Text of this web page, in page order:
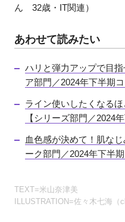
ん 32歳・IT関連）
あわせて読みたい
ハリと弾力アップで目
ア部門／2024年下半期コ
ライン使いしたくなる
【シリーズ部門／2024
血色感が決めて！肌な
ーク部門／2024年下半期
TEXT=米山奈津美
ILLUSTRATION=佐々木七海（